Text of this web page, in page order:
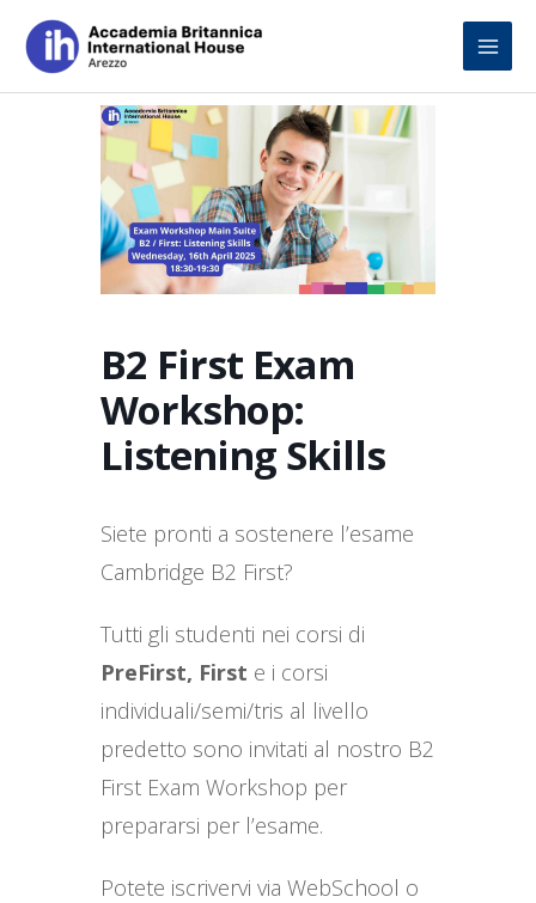
content
B2 First Exam
Workshop:
Listening Skills
Siete pronti a sostenere l’esame
Cambridge B2 First?
Tutti gli studenti nei corsi di
PreFirst, First e i corsi
individuali/semi/tris al livello
predetto sono invitati al nostro B2
First Exam Workshop per
prepararsi per l’esame.
Potete iscrivervi via WebSchool o